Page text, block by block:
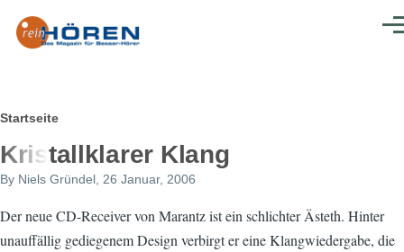
Pfadnavigation
Startseite
Kristallklarer Klang
By Niels Gründel , 26 Januar, 2006
Der neue CD-Receiver von Marantz ist ein schlichter Ästeth. Hinter
unauffällig gediegenem Design verbirgt er eine Klangwiedergabe, die